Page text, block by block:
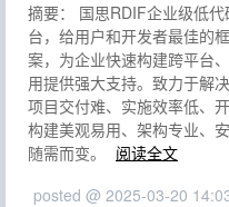
摘要： 国思RDIF企业级低
台，给用户和开发者最佳的
案，为企业快速构建跨平台
用提供强大支持。致力于解
项目交付难、实施效率低、
构建美观易用、架构专业、
随需而变。
阅读全文
posted @ 2025-03-20